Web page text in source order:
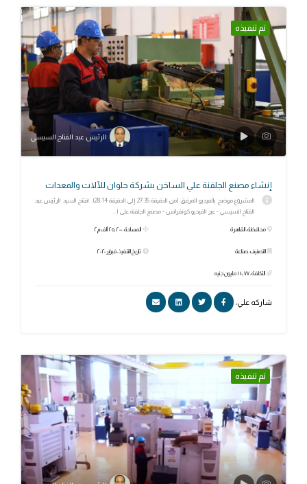
تم تنفيذه
الرئيس عبد الفتاح السيسي
إنشاء مصنع الجلفنة علي الساخن بشركة حلوان للآلات والمعدات
المشروع موضح بالفيديو المرفق (من الدقيقة 27:35 إلى الدقيقة 28:14). افتتح السيد الرئيس عبد
الفتاح السيسي - عبر الفيديو كونفرانس - مصنع الجلفنة على ا...
محافظة: القاهرة
التصنيف: صناعة
التكلفة: ١١٠٫٧٧ مليون جنيه
المساحة: ٢٥٫٢٠٠ ألف م٢
تاريخ التنفيذ: فبراير ٢٠٢٠
شاركه علي:
تم تنفيذه